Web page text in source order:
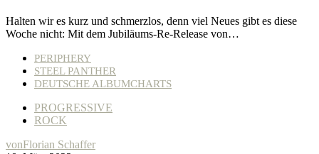
Halten wir es kurz und schmerzlos, denn viel Neues gibt es diese
Woche nicht: Mit dem Jubiläums-Re-Release von…
PERIPHERY
STEEL PANTHER
DEUTSCHE ALBUMCHARTS
PROGRESSIVE
ROCK
vonFlorian Schaffer